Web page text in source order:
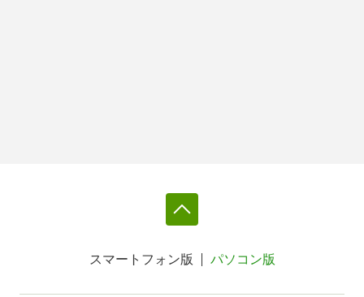
スマートフォン版 パソコン版